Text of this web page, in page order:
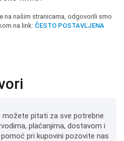
na našim stranicama, odgovorili smo
na link: ČESTO POSTAVLJENA
pitati za sve potrebne
plaćanjima, dostavom i
pri kupovini pozovite nas